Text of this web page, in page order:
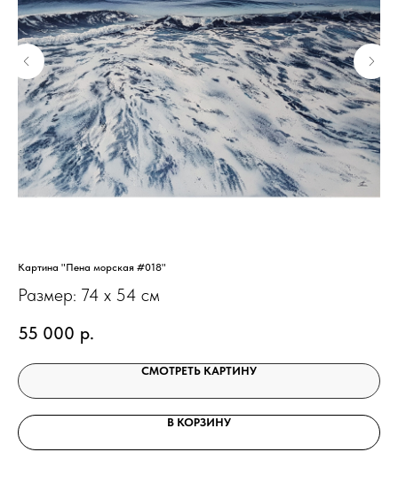
Картина "Пена морская #018"
Размер: 74 х 54 см
55 000 р.
СМОТРЕТЬ КАРТИНУ
В КОРЗИНУ